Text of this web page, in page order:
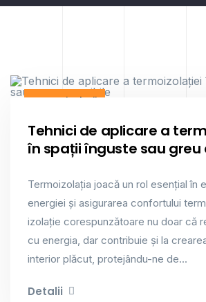
Termoizolații
Tehnici de aplicare a
în spații înguste sau greu
Termoizolația joacă un rol esențial în
energiei și asigurarea confortului
izolație corespunzătoare nu doar că
cu energia, dar contribuie și la
interior plăcut, protejându-ne de...
Detalii